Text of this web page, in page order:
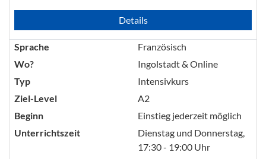
Details
Sprache
Französisch
Wo?
Ingolstadt & Online
Typ
Intensivkurs
Ziel-Level
A2
Beginn
Einstieg jederzeit möglich
Unterrichtszeit
Dienstag und Donnerstag,
17:30 - 19:00 Uhr